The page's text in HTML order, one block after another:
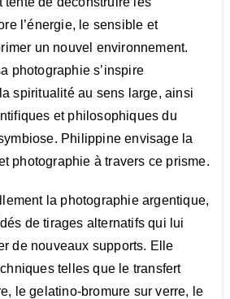
l’énergie, le sensible et
un nouvel environnement.
photographie s’inspire
spiritualité au sens large, ainsi
et philosophiques du
Philippine envisage la
photographie à travers ce prisme.
la photographie argentique,
de tirages alternatifs qui lui
de nouveaux supports. Elle
telles que le transfert
le gelatino-bromure sur verre, le